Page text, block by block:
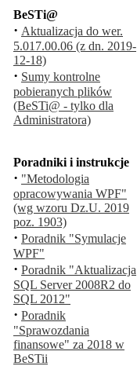
BeSTi@
· Aktualizacja do wer.
5.017.00.06 (z dn. 2019-
12-18)
· Sumy kontrolne
pobieranych plików
(BeSTi@ - tylko dla
Administratora)
Poradniki i instrukcje
· "Metodologia
opracowywania WPF"
(wg wzoru Dz.U. 2019
poz. 1903)
· Poradnik "Symulacje
WPF"
· Poradnik "Aktualizacja
SQL Server 2008R2 do
SQL 2012"
· Poradnik
"Sprawozdania
finansowe" za 2018 w
BeSTii